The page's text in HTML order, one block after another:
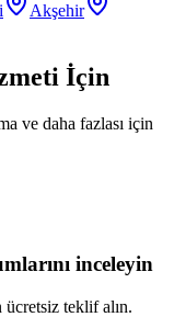
Akşehir
İçin
ve daha fazlası için
inceleyin
teklif alın.